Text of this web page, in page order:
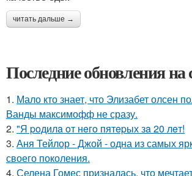
читать дальше →
Последние обновления на
1. Мало кто знает, что Элизабет олсен
Ванды максимофф не сразу.
2. "Я poдилa oт нeгo пятepых зa 20 лeт!
3. Аня Тейлор - Джой - одна из самых
своего поколения.
4. Селена Гомес призналась, что